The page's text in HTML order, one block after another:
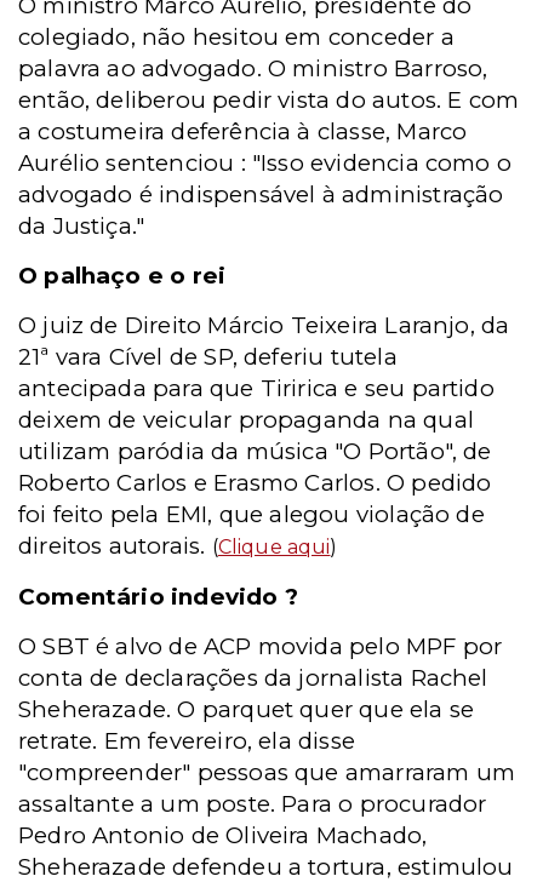
colegiado, não hesitou em conceder a
palavra ao advogado. O ministro Barroso,
então, deliberou pedir vista do autos. E com
a costumeira deferência à classe, Marco
Aurélio sentenciou : "Isso evidencia como o
advogado é indispensável à administração
da Justiça."
O palhaço e o rei
O juiz de Direito Márcio Teixeira Laranjo, da
21ª vara Cível de SP, deferiu tutela
antecipada para que Tiririca e seu partido
deixem de veicular propaganda na qual
utilizam paródia da música "O Portão", de
Roberto Carlos e Erasmo Carlos. O pedido
foi feito pela EMI, que alegou violação de
direitos autorais. (Clique aqui)
Comentário indevido ?
O SBT é alvo de ACP movida pelo MPF por
conta de declarações da jornalista Rachel
Sheherazade. O parquet quer que ela se
retrate. Em fevereiro, ela disse
"compreender" pessoas que amarraram um
assaltante a um poste. Para o procurador
Pedro Antonio de Oliveira Machado,
Sheherazade defendeu a tortura, estimulou